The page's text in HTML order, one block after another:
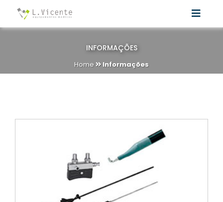
INFORMAÇÕES
Home Informações